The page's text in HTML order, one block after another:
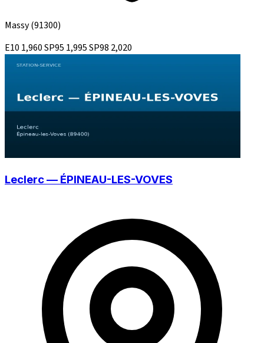
Massy(91300)
E10 1,960SP95 1,995SP98 2,020
Leclerc — ÉPINEAU-LES-VOVES